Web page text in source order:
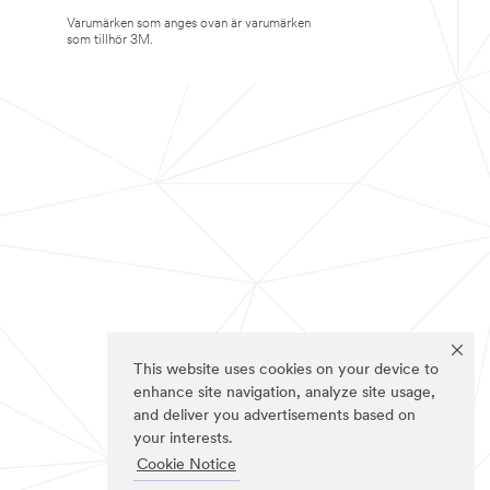
This website uses cookies on your device to
enhance site navigation, analyze site usage,
and deliver you advertisements based on
your interests.
Cookie Notice
Varumärken som anges ovan är varumärken
som tillhör 3M.